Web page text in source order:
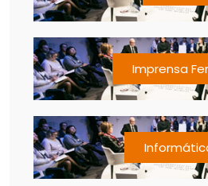
Imprensa